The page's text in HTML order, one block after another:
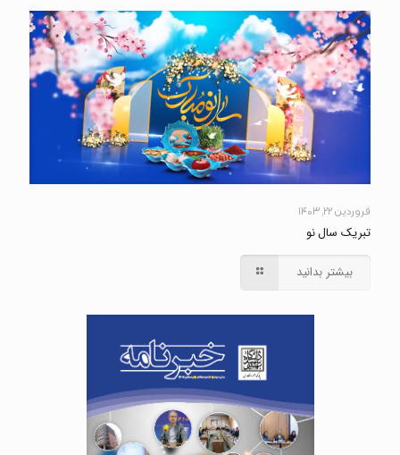
فروردین ۲۲, ۱۴۰۳
تبریک سال نو
بیشتر بدانید